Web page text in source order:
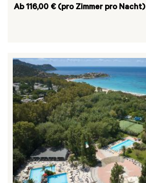
Ab 116,00 € (pro Zimmer pro Nacht)